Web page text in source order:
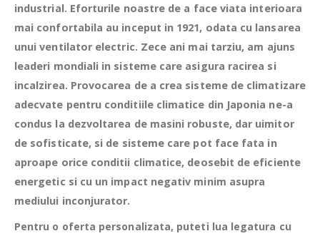
industrial. Eforturile noastre de a face viata interioara
mai confortabila au inceput in 1921, odata cu lansarea
unui ventilator electric. Zece ani mai tarziu, am ajuns
leaderi mondiali in sisteme care asigura racirea si
incalzirea. Provocarea de a crea sisteme de climatizare
adecvate pentru conditiile climatice din Japonia ne-a
condus la dezvoltarea de masini robuste, dar uimitor
de sofisticate, si de sisteme care pot face fata in
aproape orice conditii climatice, deosebit de eficiente
energetic si cu un impact negativ minim asupra
mediului inconjurator.
Pentru o oferta personalizata, puteti lua legatura cu